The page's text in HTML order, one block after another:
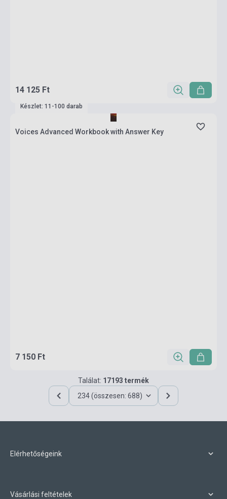
14 125 Ft
Készlet: 11-100 darab
Voices Advanced Workbook with Answer Key
7 150 Ft
Találat: 17193 termék
234 (összesen: 688)
Elérhetőségeink
Vásárlási feltételek